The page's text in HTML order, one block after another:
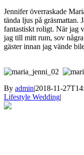
Jennifer överraskade
tända ljus på gräsmattan.
fantastiskt roligt. När jag
jag till mitt rum, sov
gäster innan jag vände
By admin|2018-11-
Lifestyle Wedding|